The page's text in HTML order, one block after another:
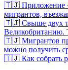
🇹🇯 Приложение
мигрантов,
🇹🇯 Свыше двух
Великобританию.
🇹🇯 Мигрантов
можно получить
🇹🇯 Как собрать